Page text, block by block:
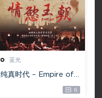
蓝光
纯真时代 – Empire of
GB ISO【115网盘专用
6